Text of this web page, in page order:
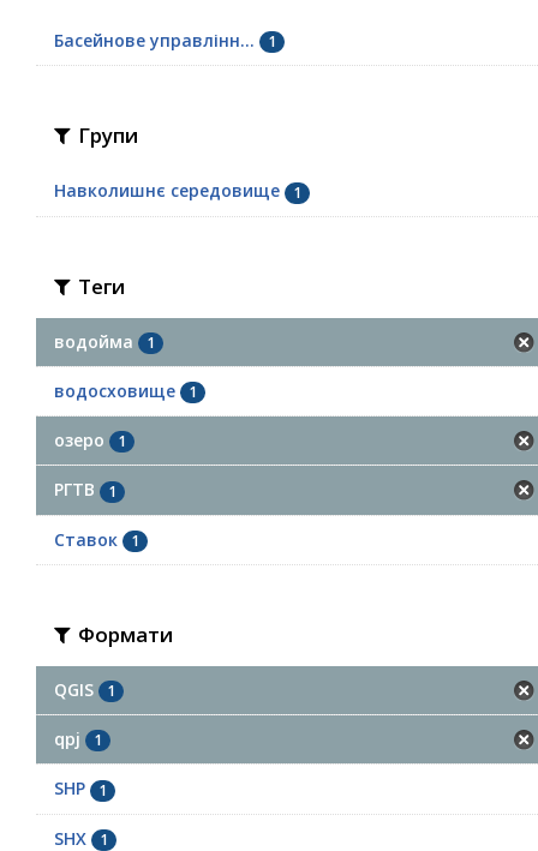
Басейнове управлінн... 1
Групи
Навколишнє середовище 1
Теги
водойма 1
водосховище 1
озеро 1
РГТВ 1
Ставок 1
Формати
QGIS 1
qpj 1
SHP 1
SHX 1